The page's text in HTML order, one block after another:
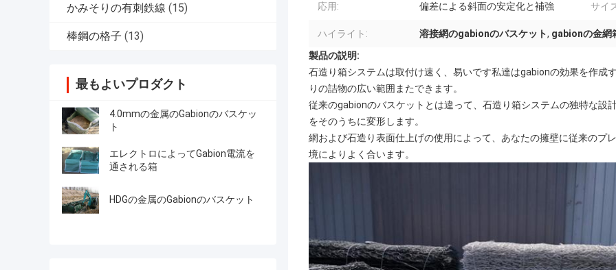
かみそりの有刺鉄線 (15)
棒鋼の格子 (13)
最もよいプロダクト
4.0mmの金属のGabionのバスケッ
ト
エレクトロによってGabion電流を
通される箱
HDGの金属のGabionのバスケット
応用: 偏差による斜面の安定化と補強 サイ
ハイライト: 溶接網のgabionのバスケット, gabionの金網
製品の説明:
石造り箱システムは取付け速く、易いです私達はgabionの効果を作成
りの詰物の広い範囲またできます。
従来のgabionのバスケットとは違って、石造り箱システムの独特な
をそのうちに変形します。
網および石造り表面仕上げの使用によって、あなたの擁壁に従来のプ
境によりよく合います。